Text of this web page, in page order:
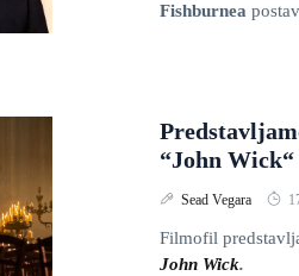
Fishburnea
“John Wick“
Sead Vegara
Filmofil
John Wick.